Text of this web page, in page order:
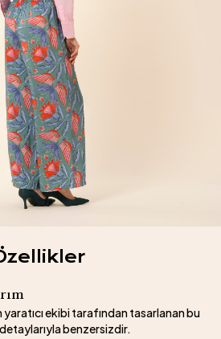
yaratıcı ekibi tarafından tasarlanan bu
benzersizdir.